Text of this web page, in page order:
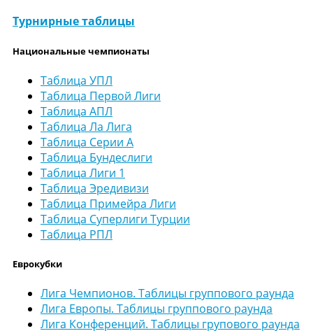
Турнирные таблицы
Национальные чемпионаты
Таблица УПЛ
Таблица Первой Лиги
Таблица АПЛ
Таблица Ла Лига
Таблица Серии А
Таблица Бундеслиги
Таблица Лиги 1
Таблица Эредивизи
Таблица Примейра Лиги
Таблица Суперлиги Турции
Таблица РПЛ
Еврокубки
Лига Чемпионов. Таблицы группового раунда
Лига Европы. Таблицы группового раунда
Лига Конференций. Таблицы групового раунда